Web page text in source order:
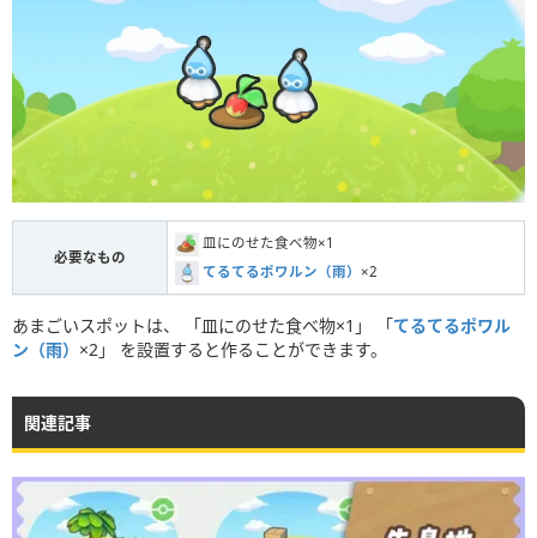
必要なもの
皿にのせた食べ物×1
てるてるポワルン（雨） ×2
あまごいスポットは、 「皿にのせた食べ物×1」 「てるてるポワル
ン（雨） ×2」 を設置すると作ることができます。
関連記事